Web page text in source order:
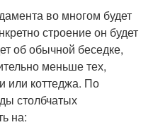
во многом будет
строение он будет
об обычной беседке,
меньше тех,
или коттеджа. По
столбчатых
на: